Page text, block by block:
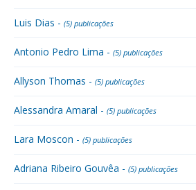
Luis Dias - (5) publicações
Antonio Pedro Lima - (5) publicações
Allyson Thomas - (5) publicações
Alessandra Amaral - (5) publicações
Lara Moscon - (5) publicações
Adriana Ribeiro Gouvêa - (5) publicações